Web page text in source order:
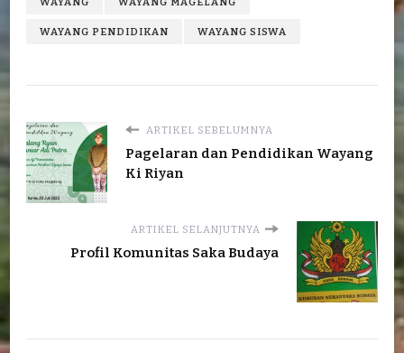
WAYANG PENDIDIKAN WAYANG SISWA
ARTIKEL SEBELUMNYA
Pagelaran dan Pendidikan Wayang
Ki Riyan
ARTIKEL SELANJUTNYA
Profil Komunitas Saka Budaya